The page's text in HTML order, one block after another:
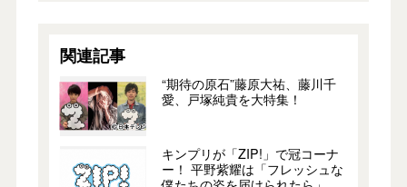
関連記事
“期待の原石”藤原大祐、藤川千
愛、戸塚純貴を大特集！
キンプリが「ZIP!」で冠コーナ
ー！ 平野紫耀は「フレッシュな